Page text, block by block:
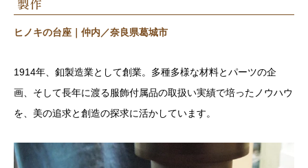
ヒノキの台座｜仲内／奈良県葛城市
1914年、釦製造業として創業。多種多様な材料とパーツの企
画、そして長年に渡る服飾付属品の取扱い実績で培ったノウハウ
を、美の追求と創造の探求に活かしています。